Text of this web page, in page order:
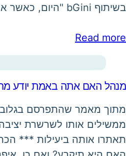
בשיתוף bGini "היום, כאשר ארגון מבקש לדעת מהו הסטטוס הנוכחי שלו, אנשיו יפיקו…
Read more
מנהל האם אתה באמת יודע מה
מתוך מאמר שהתפרסם
ממשילים אותו לשרשרת